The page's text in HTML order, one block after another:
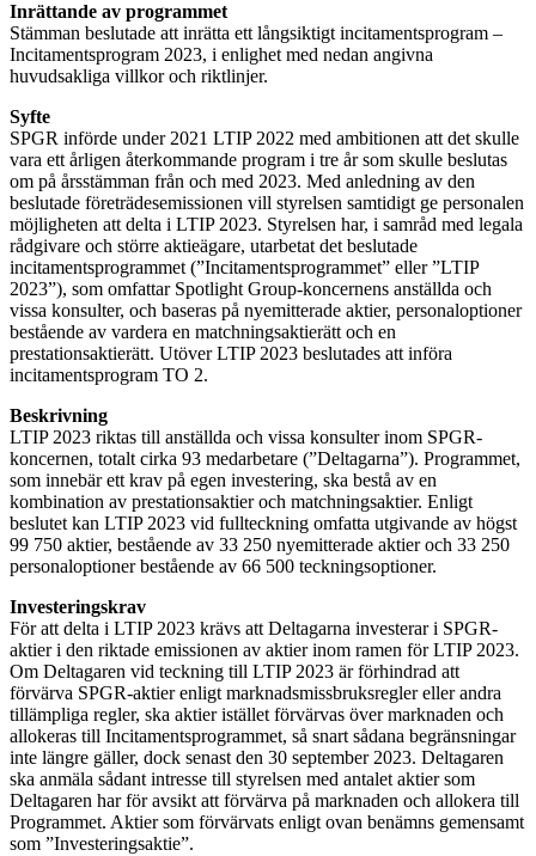
Inrättande av programmet
Stämman beslutade att inrätta ett långsiktigt incitamentsprogram –
Incitamentsprogram 2023, i enlighet med nedan angivna
huvudsakliga villkor och riktlinjer.
Syfte
SPGR införde under 2021 LTIP 2022 med ambitionen att det skulle
vara ett årligen återkommande program i tre år som skulle beslutas
om på årsstämman från och med 2023. Med anledning av den
beslutade företrädesemissionen vill styrelsen samtidigt ge personalen
möjligheten att delta i LTIP 2023. Styrelsen har, i samråd med legala
rådgivare och större aktieägare, utarbetat det beslutade
incitamentsprogrammet (”Incitamentsprogrammet” eller ”LTIP
2023”), som omfattar Spotlight Group-koncernens anställda och
vissa konsulter, och baseras på nyemitterade aktier, personaloptioner
bestående av vardera en matchningsaktierätt och en
prestationsaktierätt. Utöver LTIP 2023 beslutades att införa
incitamentsprogram TO 2.
Beskrivning
LTIP 2023 riktas till anställda och vissa konsulter inom SPGR-
koncernen, totalt cirka 93 medarbetare (”Deltagarna”). Programmet,
som innebär ett krav på egen investering, ska bestå av en
kombination av prestationsaktier och matchningsaktier. Enligt
beslutet kan LTIP 2023 vid fullteckning omfatta utgivande av högst
99 750 aktier, bestående av 33 250 nyemitterade aktier och 33 250
personaloptioner bestående av 66 500 teckningsoptioner.
Investeringskrav
För att delta i LTIP 2023 krävs att Deltagarna investerar i SPGR-
aktier i den riktade emissionen av aktier inom ramen för LTIP 2023.
Om Deltagaren vid teckning till LTIP 2023 är förhindrad att
förvärva SPGR-aktier enligt marknadsmissbruksregler eller andra
tillämpliga regler, ska aktier istället förvärvas över marknaden och
allokeras till Incitamentsprogrammet, så snart sådana begränsningar
inte längre gäller, dock senast den 30 september 2023. Deltagaren
ska anmäla sådant intresse till styrelsen med antalet aktier som
Deltagaren har för avsikt att förvärva på marknaden och allokera till
Programmet. Aktier som förvärvats enligt ovan benämns gemensamt
som ”Investeringsaktie”.